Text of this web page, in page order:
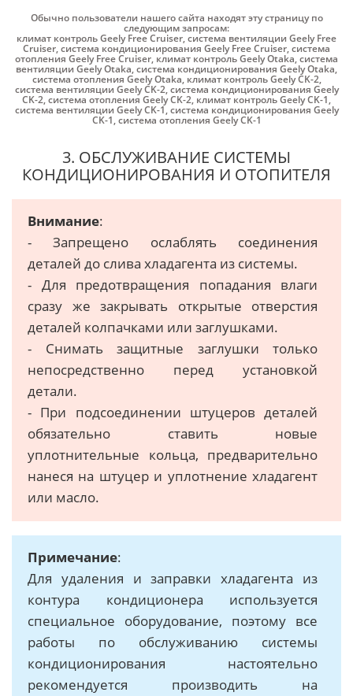
Обычно пользователи нашего сайта находят эту страницу по
следующим запросам:
климат контроль Geely Free Cruiser,система вентиляции Geely Free
Cruiser,система кондиционирования Geely Free Cruiser,система
отопления Geely Free Cruiser, климат контроль Geely Otaka,система
вентиляции Geely Otaka,система кондиционирования Geely Otaka,
система отопления Geely Otaka, климат контроль Geely CK-2,
система вентиляции Geely CK-2,система кондиционирования Geely
CK-2,система отопления Geely CK-2, климат контроль Geely CK-1,
система вентиляции Geely CK-1,система кондиционирования Geely
CK-1,система отопления Geely CK-1
3. ОБСЛУЖИВАНИЕ СИСТЕМЫ
КОНДИЦИОНИРОВАНИЯ И ОТОПИТЕЛЯ
Внимание:
- Запрещено ослаблять соединения
деталей до слива хладагента из системы.
- Для предотвращения попадания влаги
сразу же закрывать открытые отверстия
деталей колпачками или заглушками.
- Снимать защитные заглушки только
непосредственно перед установкой
детали.
- При подсоединении штуцеров деталей
обязательно ставить новые
уплотнительные кольца, предварительно
нанеся на штуцер и уплотнение хладагент
или масло.
Примечание:
Для удаления и заправки хладагента из
контура кондиционера используется
специальное оборудование, поэтому все
работы по обслуживанию системы
кондиционирования настоятельно
рекомендуется производить на